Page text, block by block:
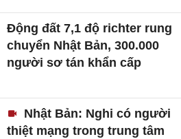
Động đất 7,1 độ richter rung
chuyển Nhật Bản, 300.000
người sơ tán khẩn cấp
Nhật Bản: Nghi có người
thiệt mạng trong trung tâm